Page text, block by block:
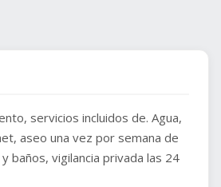
servicios incluidos de. Agua,
aseo una vez por semana de
baños, vigilancia privada las 24